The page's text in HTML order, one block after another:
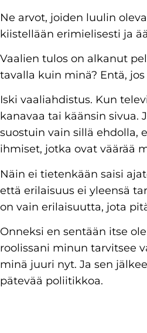
Ne arvot, joiden luulin
kiistellään erimielisesti ja
Vaalien tulos on alkanut
tavalla kuin minä? Entä,
Iski vaaliahdistus. Kun
kanavaa tai käänsin sivua.
suostuin vain sillä ehdolla,
ihmiset, jotka ovat väärää
Näin ei tietenkään saisi
että erilaisuus ei yleensä
on vain erilaisuutta, jota
Onneksi en sentään itse
roolissani minun tarvitsee
minä juuri nyt. Ja sen
pätevää poliitikkoa.